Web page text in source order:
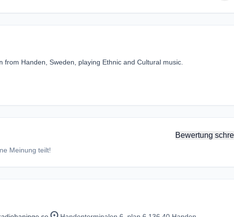
Handen, Sweden, playing Ethnic and Cultural music.
Bewertung
Meinung teilt!